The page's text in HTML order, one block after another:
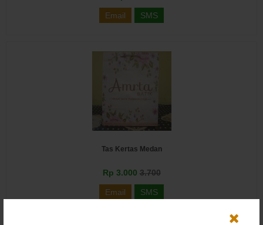
Email SMS
Tas Kertas Medan
Rp 3.000 3.700
Email SMS